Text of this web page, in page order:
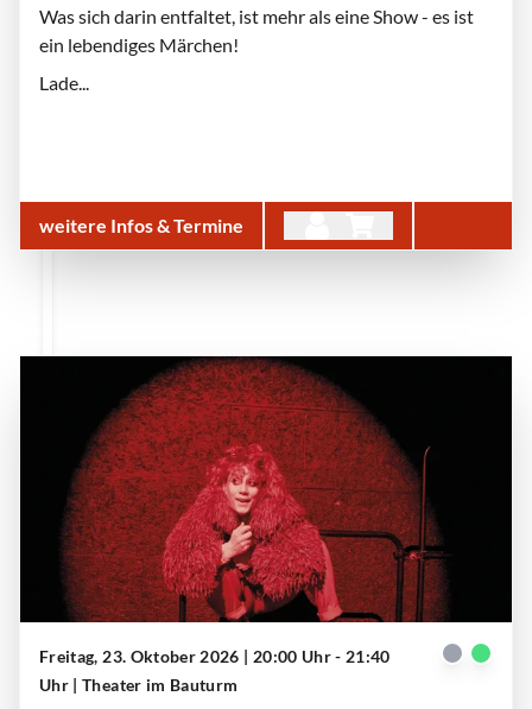
Was sich darin entfaltet, ist mehr als eine Show - es ist
ein lebendiges Märchen!
Lade...
weitere Infos & Termine
Freitag, 23. Oktober 2026 | 20:00 Uhr - 21:40
Uhr | Theater im Bauturm